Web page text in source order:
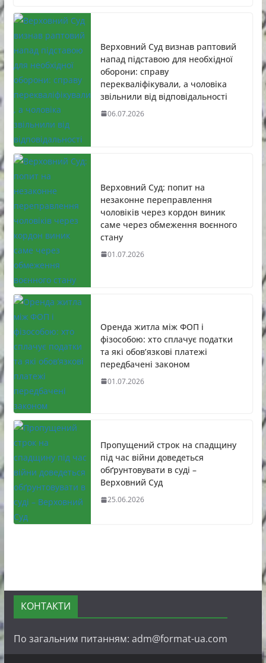
Верховний Суд визнав раптовий
напад підставою для необхідної
оборони: справу
перекваліфікували, а чоловіка
звільнили від відповідальності
06.07.2026
Верховний Суд: попит на
незаконне переправлення
чоловіків через кордон виник
саме через обмеження воєнного
стану
01.07.2026
Оренда житла між ФОП і
фізособою: хто сплачує податки
та які обов’язкові платежі
передбачені законом
01.07.2026
Пропущений строк на спадщину
під час війни доведеться
обґрунтовувати в суді –
Верховний Суд
25.06.2026
КОНТАКТИ
По загальним питанням: adm@format-ua.com